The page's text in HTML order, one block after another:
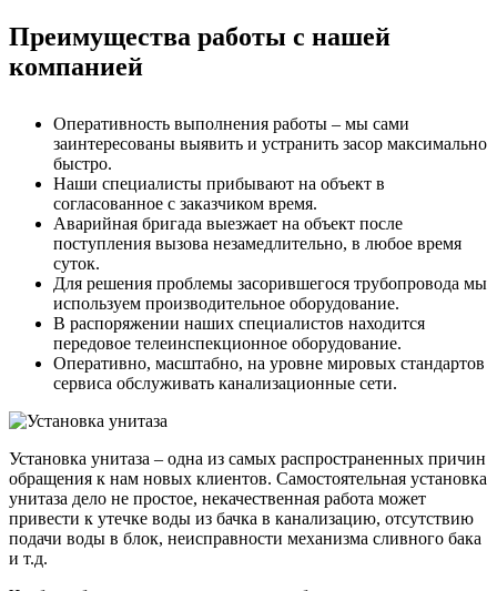
Преимущества работы с нашей
компанией
Оперативность выполнения работы – мы сами
заинтересованы выявить и устранить засор максимально
быстро.
Наши специалисты прибывают на объект в
согласованное с заказчиком время.
Аварийная бригада выезжает на объект после
поступления вызова незамедлительно, в любое время
суток.
Для решения проблемы засорившегося трубопровода мы
используем производительное оборудование.
В распоряжении наших специалистов находится
передовое телеинспекционное оборудование.
Оперативно, масштабно, на уровне мировых стандартов
сервиса обслуживать канализационные сети.
Установка унитаза – одна из самых распространенных причин
обращения к нам новых клиентов. Самостоятельная установка
унитаза дело не простое, некачественная работа может
привести к утечке воды из бачка в канализацию, отсутствию
подачи воды в блок, неисправности механизма сливного бака
и т.д.